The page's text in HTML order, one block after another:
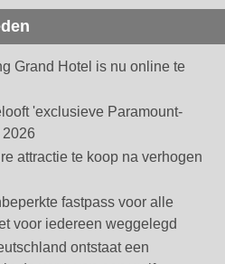
Grand Hotel is nu online te
'exclusieve Paramount-
attractie te koop na verhogen
fastpass voor alle
voor iedereen weggelegd
ontstaat een